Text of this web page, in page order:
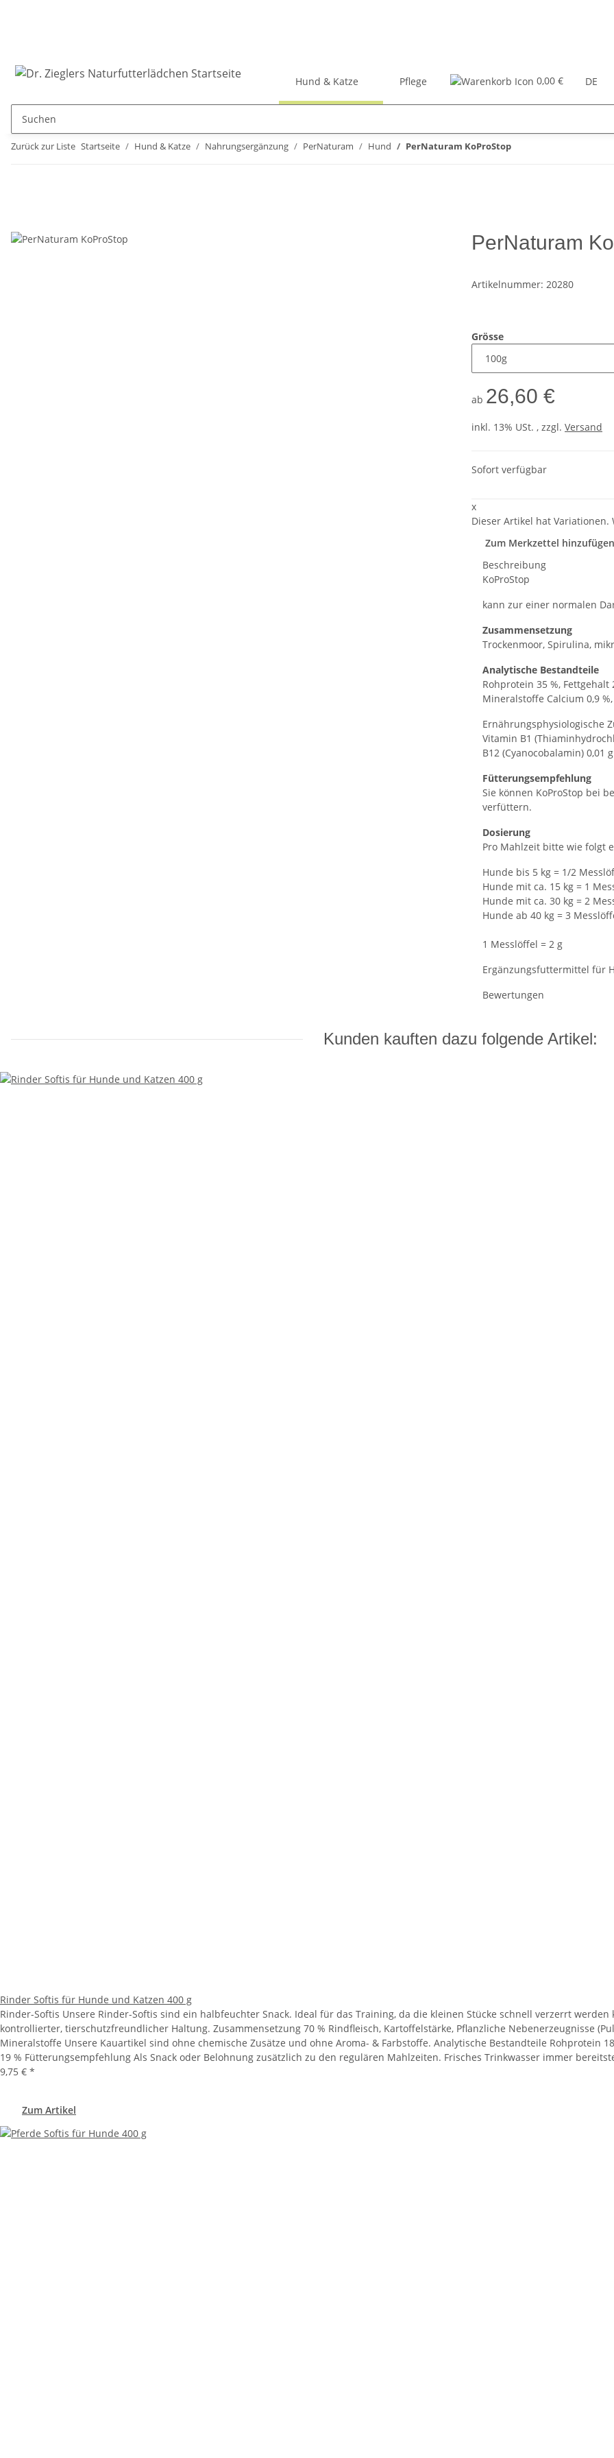
0,00 € DE
Hund & Katze Pflege Zubehör Bücher
Zurück zur Liste Startseite Hund & Katze Nahrungsergänzung PerNaturam Hund PerNaturam KoProStop
PerNaturam
Artikelnummer: 20280
Grösse
ab 26,60 €
inkl. 13% USt. , zzgl. Versand
Sofort verfügbar
x
Dieser Artikel hat
Zum Merkzettel hinzufügen
Beschreibung
KoProStop
kann zur einer normalen
Zusammensetzung
Trockenmoor, Spirulina,
Analytische Bestandteile
Rohprotein 35 %, Fettgehalt
Mineralstoffe Calcium 0,9
Ernährungsphysiologische
Vitamin B1
B12 (Cyanocobalamin) 0,01 g
Fütterungsempfehlung
Sie können KoProStop bei
verfüttern.
Dosierung
Pro Mahlzeit bitte wie folgt
Hunde bis 5 kg = 1/2
Hunde mit ca. 15 kg = 1
Hunde mit ca. 30 kg = 2
Hunde ab 40 kg = 3
1 Messlöffel = 2 g
Ergänzungsfuttermittel für
Bewertungen
Kunden kauften dazu folgende Artikel:
Rinder Softis für Hunde und Katzen 400 g
Rinder-Softis Unsere Rinder-Softis sind ein halbfeuchter Snack. Ideal für das Training, da die kleinen Stücke schnell verzerrt
kontrollierter, tierschutzfreundlicher Haltung. Zusammensetzung 70 % Rindfleisch, Kartoffelstärke, Pflanzliche Nebenerzeugnisse
Mineralstoffe Unsere Kauartikel sind ohne chemische Zusätze und ohne Aroma- & Farbstoffe. Analytische Bestandteile Rohprotein
19 % Fütterungsempfehlung Als Snack oder Belohnung zusätzlich zu den regulären Mahlzeiten. Frisches Trinkwasser immer
9,75 € *
Zum Artikel